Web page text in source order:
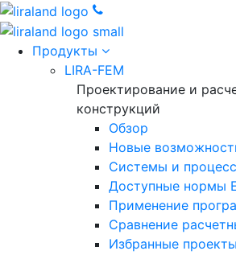
Продукты
LIRA-FEM
Проектирование и
конструкций
Обзор
Новые
Cистемы и
Доступные нормы
Применение
Сравнение
Избранные проекты